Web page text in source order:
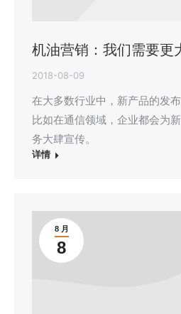
机油营销：我们需要更
2018-08-09
在大多数行业中，新产品的发
比如在通信领域，企业都会为
务大肆宣传。
详情
8 月
8